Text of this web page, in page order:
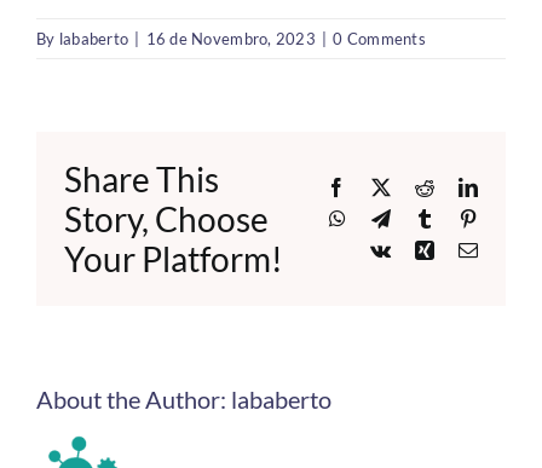
By lababerto 16 de Novembro, 2023 0 Comments
Share This
Story, Choose
Your Platform!
Facebook
X Reddit
WhatsApp
TelegramTumblr
Vk
XingEmail
About the Author: lababerto